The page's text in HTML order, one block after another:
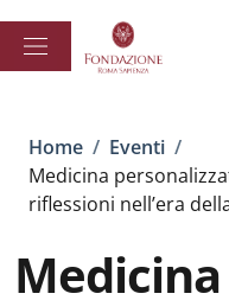
Briciole di
Home / Eventi /
Medicina
riflessioni nell’era
Medicina